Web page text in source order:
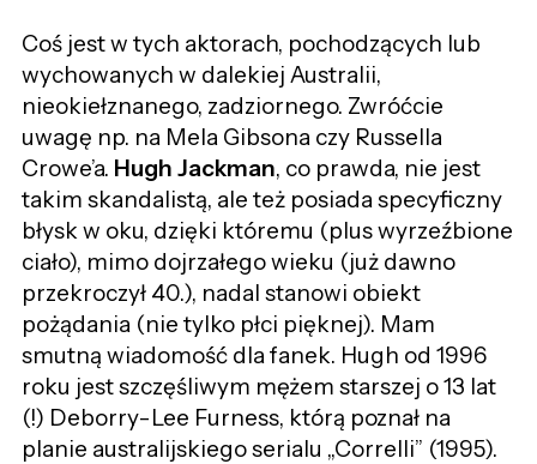
Coś jest w tych aktorach, pochodzących lub
wychowanych w dalekiej Australii,
nieokiełznanego, zadziornego. Zwróćcie
uwagę np. na Mela Gibsona czy Russella
Crowe’a. Hugh Jackman, co prawda, nie jest
takim skandalistą, ale też posiada specyficzny
błysk w oku, dzięki któremu (plus wyrzeźbione
ciało), mimo dojrzałego wieku (już dawno
przekroczył 40.), nadal stanowi obiekt
pożądania (nie tylko płci pięknej). Mam
smutną wiadomość dla fanek. Hugh od 1996
roku jest szczęśliwym mężem starszej o 13 lat
(!) Deborry-Lee Furness, którą poznał na
planie australijskiego serialu „Correlli” (1995).